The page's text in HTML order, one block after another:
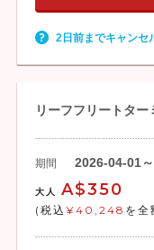
2日前までキャンセ
リーフフリートタ
期間 2026-04-01
大人 A$350
(税込 ¥40,248 を全